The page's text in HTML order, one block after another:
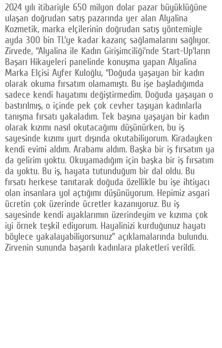
2024 yılı itibariyle 650 milyon dolar pazar büyüklüğüne
ulaşan doğrudan satış pazarında yer alan Alyalina
Kozmetik, marka elçilerinin doğrudan satış yöntemiyle
ayda 300 bin TL’ye kadar kazanç sağlamalarını sağlıyor.
Zirvede, “Alyalina ile Kadın Girişimciliği’nde Start-Up’ların
Başarı Hikayeleri panelinde konuşma yapan Alyalina
Marka Elçisi Ayfer Kuloğlu, “Doğuda yaşayan bir kadın
olarak okuma fırsatım olamamıştı. Bu işe başladığımda
sadece kendi hayatımı değiştirmedim. Doğuda yaşayan o
bastırılmış, o içinde pek çok cevher taşıyan kadınlarla
tanışma fırsatı yakaladım. Tek başına yaşayan bir kadın
olarak kızımı nasıl okutacağımı düşünürken, bu iş
sayesinde kızımı yurt dışında okutabiliyorum. Kiradayken
kendi evimi aldım. Arabamı aldım. Başka bir iş fırsatım ya
da gelirim yoktu. Okuyamadığım için başka bir iş fırsatım
da yoktu. Bu iş, hayata tutunduğum bir dal oldu. Bu
fırsatı herkese tanıtarak doğuda özellikle bu işe ihtiyacı
olan insanlara yol açtığımı düşünüyorum. Hepimiz asgari
ücretin çok üzerinde ücretler kazanıyoruz. Bu iş
sayesinde kendi ayaklarımın üzerindeyim ve kızıma çok
iyi örnek teşkil ediyorum. Hayalinizi kurduğunuz hayatı
böylece yakalayabiliyorsunuz” açıklamalarında bulundu.
Zirvenin sununda başarılı kadınlara plaketleri verildi.